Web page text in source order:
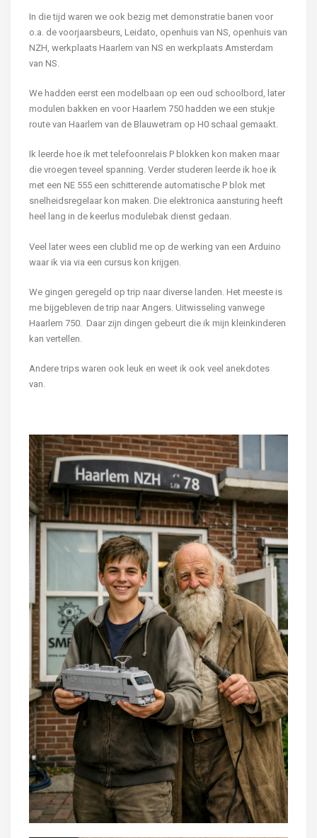
In die tijd waren we ook bezig met demonstratie banen voor
o.a. de voorjaarsbeurs, Leidato, openhuis van NS, openhuis van
NZH, werkplaats Haarlem van NS en werkplaats Amsterdam
van NS.
We hadden eerst een modelbaan op een oud schoolbord, later
modulen bakken en voor Haarlem 750 hadden we een stukje
route van Haarlem van de Blauwetram op H0 schaal gemaakt.
Ik leerde hoe ik met telefoonrelais P blokken kon maken maar
die vroegen teveel spanning. Verder studeren leerde ik hoe ik
met een NE 555 een schitterende automatische P blok met
snelheidsregelaar kon maken. Die elektronica aansturing heeft
heel lang in de keerlus modulebak dienst gedaan.
Veel later wees een clublid me op de werking van een Arduino
waar ik via via een cursus kon krijgen.
We gingen geregeld op trip naar diverse landen. Het meeste is
me bijgebleven de trip naar Angers. Uitwisseling vanwege
Haarlem 750. Daar zijn dingen gebeurt die ik mijn kleinkinderen
kan vertellen.
Andere trips waren ook leuk en weet ik ook veel anekdotes
van.